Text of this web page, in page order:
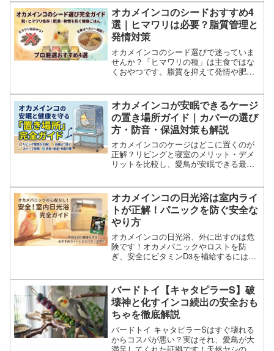
ージ」HOEI465オカメの秘密も紹介しま
す。
オカメインコのシードおすすめ4
選｜ヒマワリは必要？脂質管理と
発情対策
オカメインコのシード選びで迷っていま
せんか？「ヒマワリの種」は主食ではな
くおやつです。脂質を抑えて発情や肥満
い選び方をプロが解説します。
オカメインコが安眠できるケージ
の置き場所ガイド｜カバーの選び
方・防音・保温対策も解説
オカメインコのケージはどこに置くのが
正解？リビングと寝室のメリット・デメ
リットを比較し、愛鳥が安眠できる最適
つアクリルケース、メタルラック活用術
も紹介します。
オカメインコの日光浴は室内ライ
トが正解！パニックを防ぐ安全な
やり方
オカメインコの日光浴、外に出すのは危
険です！オカメパニックやロストを防
ぎ、安全にビタミンD3を補給するには
な時間、脂粉対策まで、愛鳥を守るため
の日光浴ガイド決定版。
バードトイ【キャタピラーS】破
壊神と化すインコ続出の安全おも
ちゃを徹底解説
バードトイ キャタピラーSはすぐ壊れる
からコスパが悪い？実はそれ、愛鳥が大